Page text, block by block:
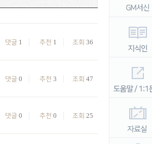
조회 36
추천 1
댓글 1
조회 47
추천 3
댓글 0
조회 25
추천 0
댓글 0